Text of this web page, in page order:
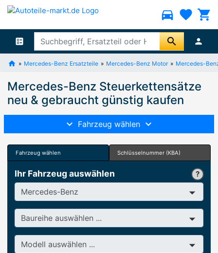
directions_car favorite shopping_cart
ballot search person
Mercedes-Benz Ersatzteile Mercedes-Benz Motor Mercedes-
Mercedes-Benz Steuerkettensätze
neu & gebraucht günstig kaufen
Fahrzeug wählen
Fahrzeug wählen Schlüsselnummer (KBA)
Ihr Fahrzeug auswählen
Hersteller
Baureihe
Modell